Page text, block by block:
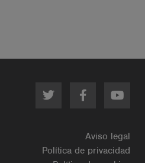
Aviso legal
Política de privacidad